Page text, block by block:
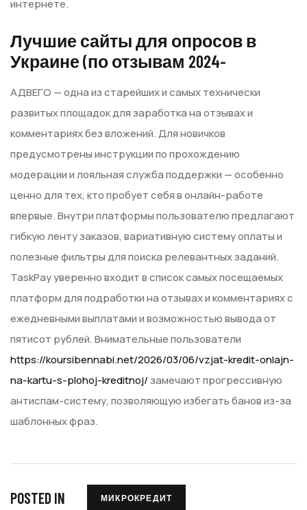
интернете.
Лучшие сайты для опросов в
Украине (по отзывам 2024-
АДВЕГО — одна из старейших и самых технически
развитых площадок для заработка на отзывах и
комментариях без вложений. Для новичков
предусмотрены инструкции по прохождению
модерации и лояльная служба поддержки — особенно
ценно для тех, кто пробует себя в онлайн-работе
впервые. Внутри платформы пользователю предлагают
гибкую ленту заказов, вариативную систему оплаты и
полезные фильтры для поиска релевантных заданий.
TaskPay уверенно входит в список самых посещаемых
платформ для подработки на отзывах и комментариях с
ежедневными выплатами и возможностью вывода от
пятисот рублей. Внимательные пользователи
https://koursibennabi.net/2026/03/06/vzjat-kredit-onlajn-
na-kartu-s-plohoj-kreditnoj/замечают прогрессивную
антиспам-систему, позволяющую избегать банов из-за
шаблонных фраз.
POSTED IN МИКРОКРЕДИТ